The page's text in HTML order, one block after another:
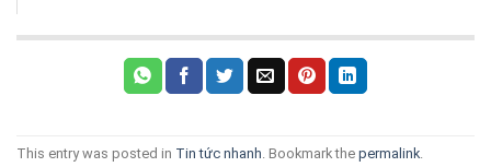
This entry was posted in Tin tức nhanh. Bookmark the permalink.